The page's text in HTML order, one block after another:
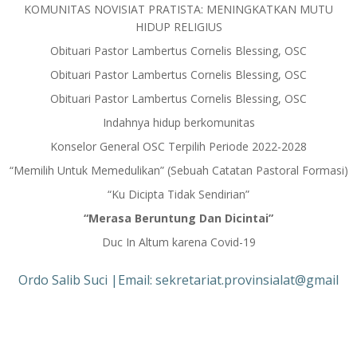
KOMUNITAS NOVISIAT PRATISTA: MENINGKATKAN MUTU
HIDUP RELIGIUS
Obituari Pastor Lambertus Cornelis Blessing, OSC
Obituari Pastor Lambertus Cornelis Blessing, OSC
Obituari Pastor Lambertus Cornelis Blessing, OSC
Indahnya hidup berkomunitas
Konselor General OSC Terpilih Periode 2022-2028
“Memilih Untuk Memedulikan” (Sebuah Catatan Pastoral Formasi)
“Ku Dicipta Tidak Sendirian”
“Merasa Beruntung Dan Dicintai”
Duc In Altum karena Covid-19
Ordo Salib Suci |Email: sekretariat.provinsialat@gmail